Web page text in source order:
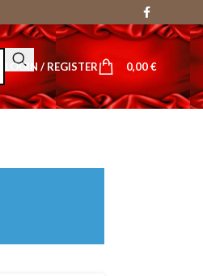
LOGIN / REGISTER 0,00€